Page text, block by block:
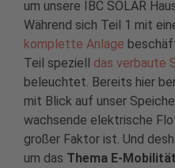
um unsere IBC SOLAR
Während sich Teil 1 mit
komplette Anlage
Teil speziell das verbaute
beleuchtet. Bereits hier
mit Blick auf unser
wachsende elektrische
großer Faktor ist. Und
um das Thema E-